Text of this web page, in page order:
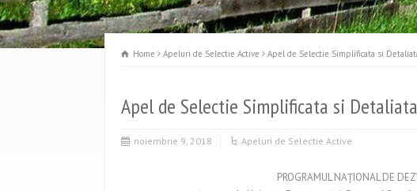
Home Apeluri de Selectie Active Apel de Selectie Simplificata si
Apel de Selectie Simplificata si
noiembrie 9, 2018 Apeluri de Selectie Active
PROGRAMUL NAŢIONAL DE